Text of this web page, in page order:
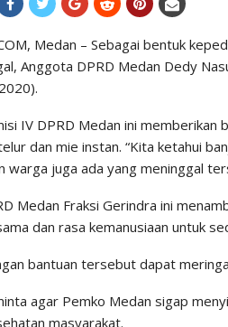
Medan – Sebagai bentuk
Anggota DPRD Medan Dedy
IV DPRD Medan ini
dan mie instan. “Kita ketahui
warga juga ada yang meninggal
Medan Fraksi Gerindra ini
dan rasa kemanusiaan untuk
bantuan tersebut dapat
agar Pemko Medan sigap
masyarakat.